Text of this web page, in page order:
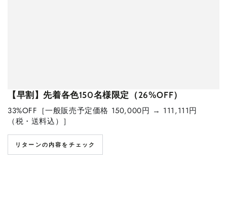
【早割】先着各色150名様限定（26%OFF）
33%OFF［一般販売予定価格 150,000円 → 111,111円
（税・送料込）］
リターンの内容をチェック